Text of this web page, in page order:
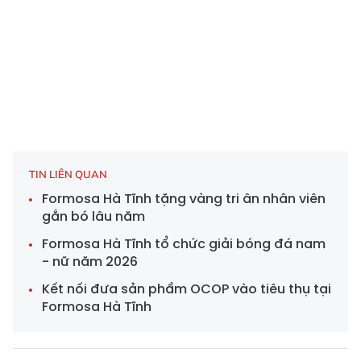
TIN LIÊN QUAN
Formosa Hà Tĩnh tặng vàng tri ân nhân viên
gắn bó lâu năm
Formosa Hà Tĩnh tổ chức giải bóng đá nam
- nữ năm 2026
Kết nối đưa sản phẩm OCOP vào tiêu thụ tại
Formosa Hà Tĩnh